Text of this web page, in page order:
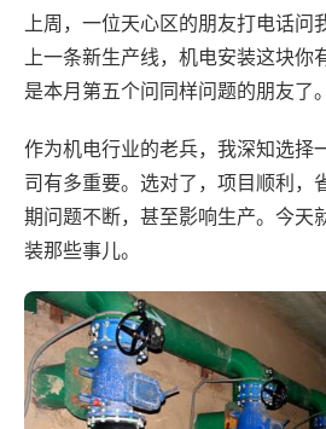
上周，一位天心区的朋友打电话问
上一条新生产线，机电安装这块你
是本月第五个问同样问题的朋友了。
作为机电行业的老兵，我深知选择
司有多重要。选对了，项目顺利，
期问题不断，甚至影响生产。今天
装那些事儿。